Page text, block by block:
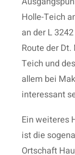
Holle-Teich
an der L
Route der
Teich und
allem bei
interessant
Ein weiteres
ist die
Ortschaft